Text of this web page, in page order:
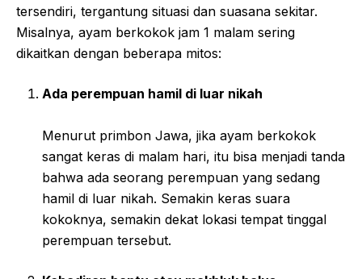
tersendiri, tergantung situasi dan suasana sekitar.
Misalnya, ayam berkokok jam 1 malam sering
dikaitkan dengan beberapa mitos:
Ada perempuan hamil di luar nikah
Menurut primbon Jawa, jika ayam berkokok
sangat keras di malam hari, itu bisa menjadi tanda
bahwa ada seorang perempuan yang sedang
hamil di luar nikah. Semakin keras suara
kokoknya, semakin dekat lokasi tempat tinggal
perempuan tersebut.